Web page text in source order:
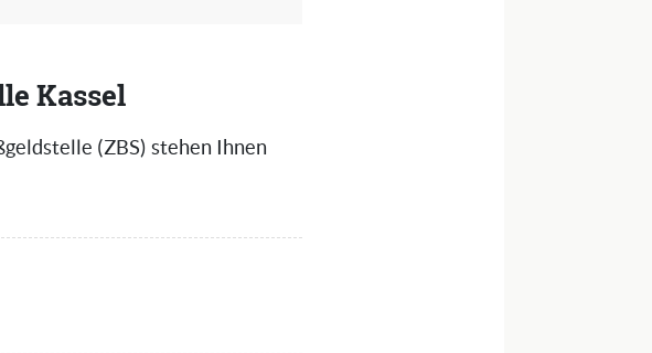
Kassel
(ZBS) stehen Ihnen